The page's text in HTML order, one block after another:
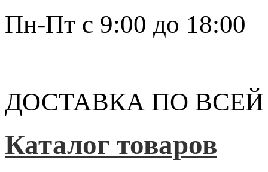
Пн-Пт с 9:00 до 18:00
ДОСТАВКА ПО
Каталог товаров